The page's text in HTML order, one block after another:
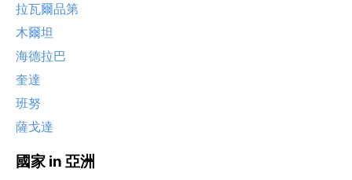
拉瓦爾品第
木爾坦
海德拉巴
奎達
班努
薩戈達
國家 in 亞洲